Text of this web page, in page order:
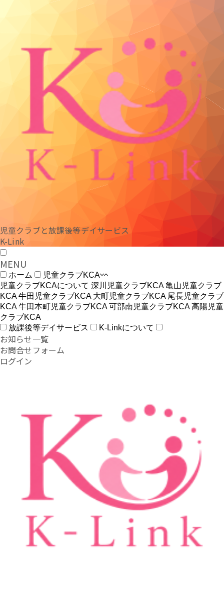
児童クラブと放課後等デイサービス
K-Link
MENU
ホーム
児童クラブKCA
児童クラブKCAについて 深川児童クラブKCA 亀山児童クラブ
KCA 牛田児童クラブKCA 大町児童クラブKCA 尾長児童クラブ
KCA 牛田本町児童クラブKCA 可部南児童クラブKCA 高陽児童
クラブKCA
放課後等デイサービス
K-Linkについて
お知らせ一覧
お問合せフォーム
ログイン